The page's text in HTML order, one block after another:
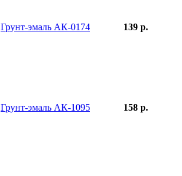
Грунт-эмаль АК-0174 139 р.
Грунт-эмаль АК-1095 158 р.